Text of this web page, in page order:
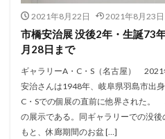
2021年8月22日 2021年8月23日
市橋安治展 没後2年・生誕73
月28日まで
ギャラリーA・C・S（名古屋）
安治さんは1948年、岐阜県羽島市出
C・Sでの個展の直前に他界された
の展示である。同ギャラリーでの没
もと、休廊期間のお盆 […]